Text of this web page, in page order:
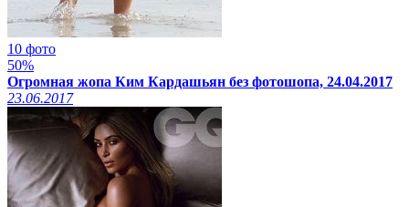
10 фото
50%
Огромная жопа Ким Кардашьян без фотошопа, 24.04.2017
23.06.2017